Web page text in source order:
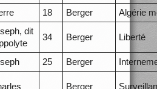
18 Berger Algérie
dit
34 Berger Liberté
25 Berger
Berger